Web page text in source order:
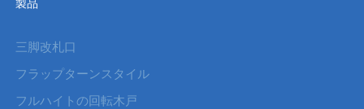
製品
三脚改札口
フラップターンスタイル
フルハイトの回転木戸